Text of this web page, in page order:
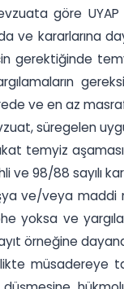
göre
ve kararlarına
gerektiğinde
ve en az
süregelen
temyiz
ve 98/88
ve/veya maddi
yoksa ve
örneğine
müsadereye